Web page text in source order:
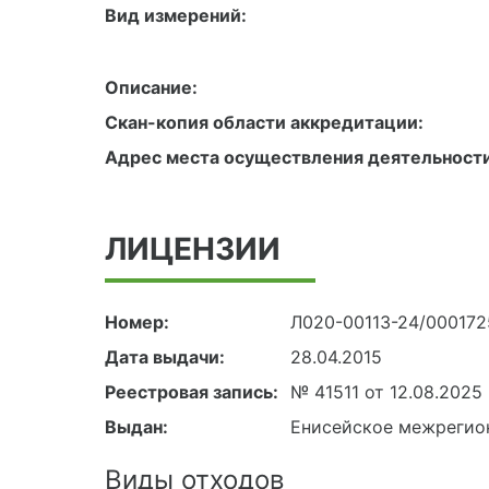
Вид измерений:
Описание:
Скан-копия области аккредитации:
Адрес места осуществления
ЛИЦЕНЗИИ
Номер:
Л020-00113-24/
Дата выдачи:
28.04.2015
Реестровая запись:
№ 41511 от 12.08.2025
Выдан:
Енисейское
Виды отходов